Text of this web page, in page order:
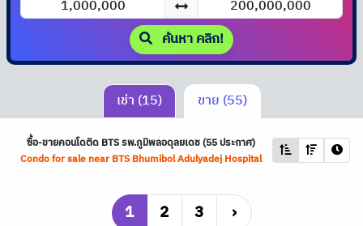
ค้นหา คลิก!
เช่า (15) ขาย (55)
ซื้อ-ขายคอนโดติด BTSรพ.ภูมิพลอดุลยเดช (55 ประกาศ)
Condo for sale near BTSBhumibol Adulyadej Hospital
1 2 3 ›